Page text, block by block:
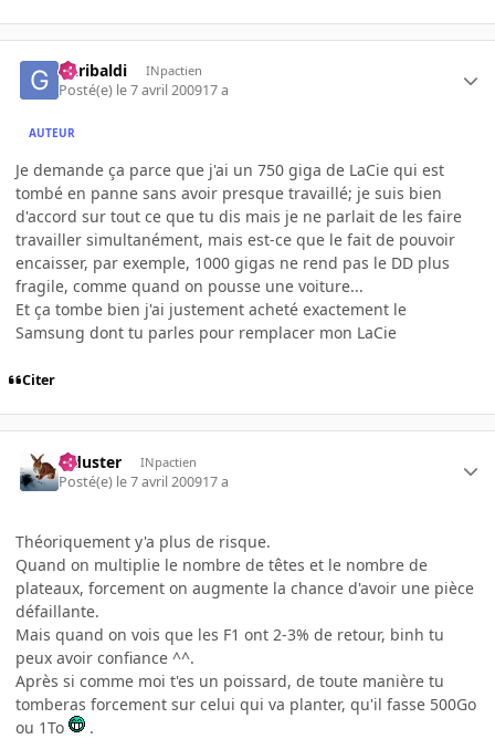
Garibaldi INpactien
Posté(e) le 7 avril 200917 a
AUTEUR
Je demande ça parce que j'ai un 750 giga de LaCie qui est
tombé en panne sans avoir presque travaillé; je suis bien
d'accord sur tout ce que tu dis mais je ne parlait de les faire
travailler simultanément, mais est-ce que le fait de pouvoir
encaisser, par exemple, 1000 gigas ne rend pas le DD plus
fragile, comme quand on pousse une voiture...
Et ça tombe bien j'ai justement acheté exactement le
Samsung dont tu parles pour remplacer mon LaCie
Citer
Tiduster INpactien
Posté(e) le 7 avril 200917 a
Théoriquement y'a plus de risque.
Quand on multiplie le nombre de têtes et le nombre de
plateaux, forcement on augmente la chance d'avoir une pièce
défaillante.
Mais quand on vois que les F1 ont 2-3% de retour, binh tu
peux avoir confiance ^^.
Après si comme moi t'es un poissard, de toute manière tu
tomberas forcement sur celui qui va planter, qu'il fasse 500Go
ou 1To
.